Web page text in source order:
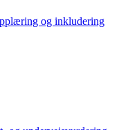
og inkludering